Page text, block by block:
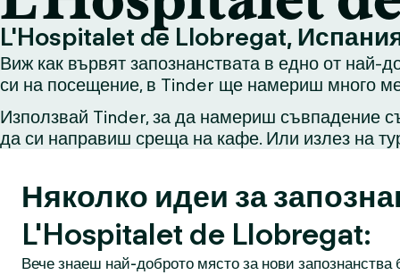
ч
а
л
о
L'Hospitalet de Llobregat,
Виж как вървят запознанствата в едно от
си на посещение, в Tinder ще намериш много
Използвай Tinder, за да намериш съвпадение
да си направиш среща на кафе. Или излез на
Няколко идеи за
L'Hospitalet de Llobregat:
Вече знаеш най-доброто място за нови